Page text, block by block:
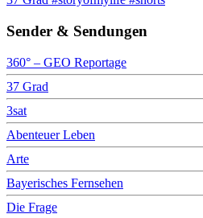
Sender & Sendungen
360° – GEO Reportage
37 Grad
3sat
Abenteuer Leben
Arte
Bayerisches Fernsehen
Die Frage